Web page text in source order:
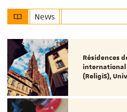
News
Résidences
international
(ReligiS),